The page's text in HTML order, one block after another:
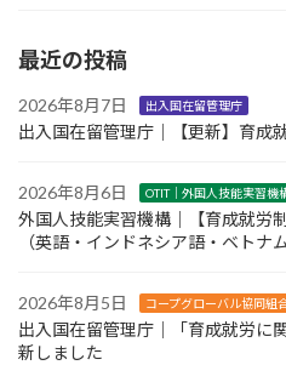
最近の投稿
2026年8月7日 出入国在留管理庁
出入国在留管理庁｜【更新】育成
2026年8月6日 OTIT｜外国人技能実習機
外国人技能実習機構｜【育成就労
（英語・インドネシア語・ベトナ
2026年8月5日 コープグローバル協同組
出入国在留管理庁｜「育成就労に
新しました